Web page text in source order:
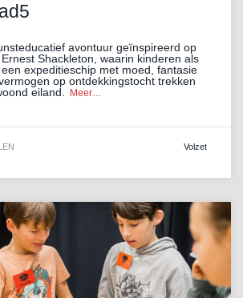
avontuur geïnspireerd op
Shackleton, waarin kinderen als
expeditieschip met moed, fantasie
op ontdekkingstocht trekken
eiland.
Meer…
Volzet